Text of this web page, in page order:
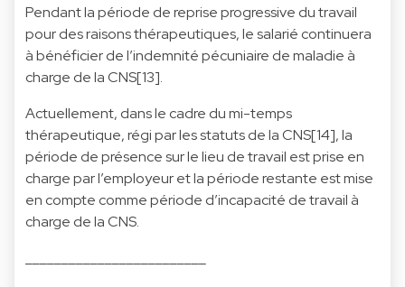
Pendant la période de reprise progressive du travail
pour des raisons thérapeutiques, le salarié continuera
à bénéficier de l’indemnité pécuniaire de maladie à
charge de la CNS[13].
Actuellement, dans le cadre du mi-temps
thérapeutique, régi par les statuts de la CNS[14], la
période de présence sur le lieu de travail est prise en
charge par l’employeur et la période restante est mise
en compte comme période d’incapacité de travail à
charge de la CNS.